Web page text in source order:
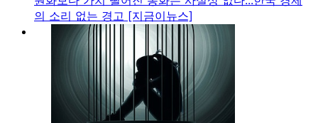
의 소리 없는 경고 [지금이뉴스]